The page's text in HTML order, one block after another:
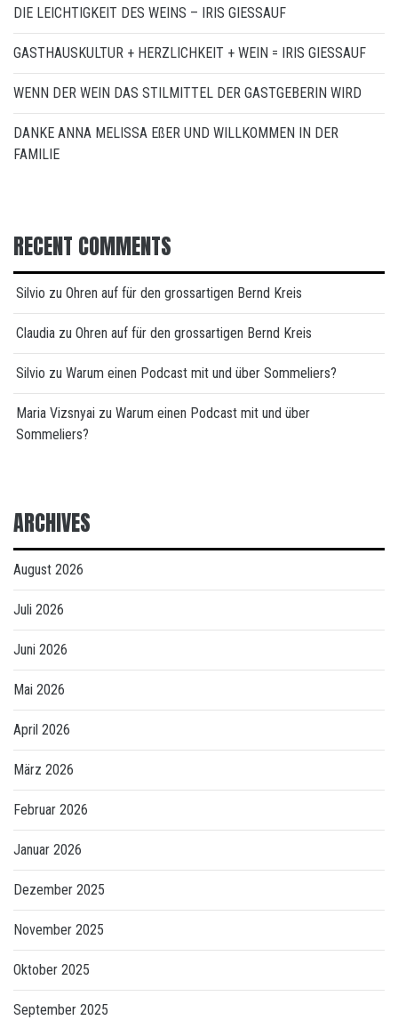
DIE LEICHTIGKEIT DES WEINS – IRIS GIESSAUF
GASTHAUSKULTUR + HERZLICHKEIT + WEIN = IRIS GIESSAUF
WENN DER WEIN DAS STILMITTEL DER GASTGEBERIN WIRD
DANKE ANNA MELISSA EßER UND WILLKOMMEN IN DER
FAMILIE
RECENT COMMENTS
Silvio zu Ohren auf für den grossartigen Bernd Kreis
Claudia zu Ohren auf für den grossartigen Bernd Kreis
Silvio zu Warum einen Podcast mit und über Sommeliers?
Maria Vizsnyai zu Warum einen Podcast mit und über
Sommeliers?
ARCHIVES
August 2026
Juli 2026
Juni 2026
Mai 2026
April 2026
März 2026
Februar 2026
Januar 2026
Dezember 2025
November 2025
Oktober 2025
September 2025